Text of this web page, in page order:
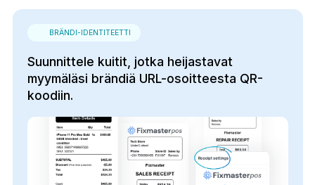
BRÄNDI-IDENTITEETTI
Suunnittele kuitit, jotka heijastavat
myymäläsi brändiä URL-osoitteesta QR-
koodiin.